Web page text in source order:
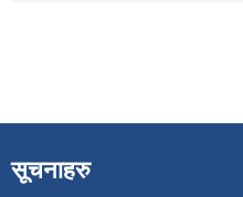
सूचनाहरु